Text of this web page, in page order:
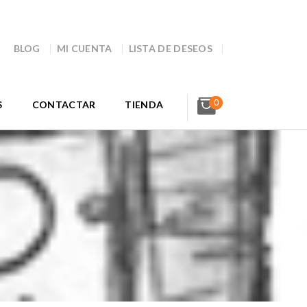
BLOG MI CUENTA LISTA DE DESEOS
CONTACTAR TIENDA 0